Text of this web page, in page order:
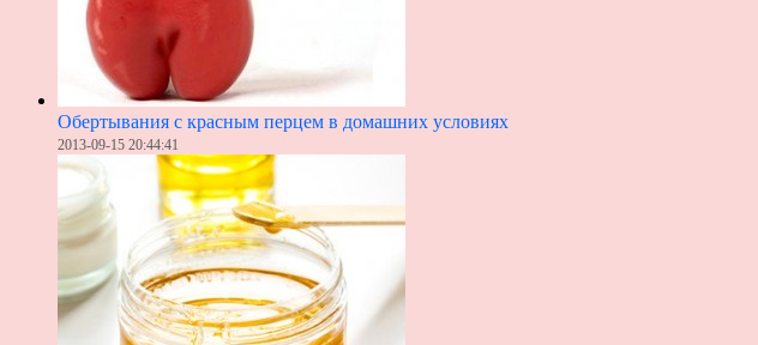
Обертывания с красным перцем в домашних условиях
2013-09-15 20:44:41